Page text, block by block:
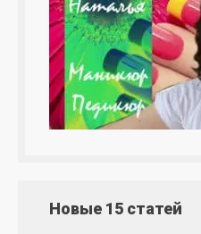
Новые 15 статей